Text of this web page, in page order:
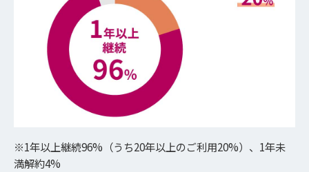
※1年以上継続96%（うち20年以上のご利用20%）、1年未
満解約4%